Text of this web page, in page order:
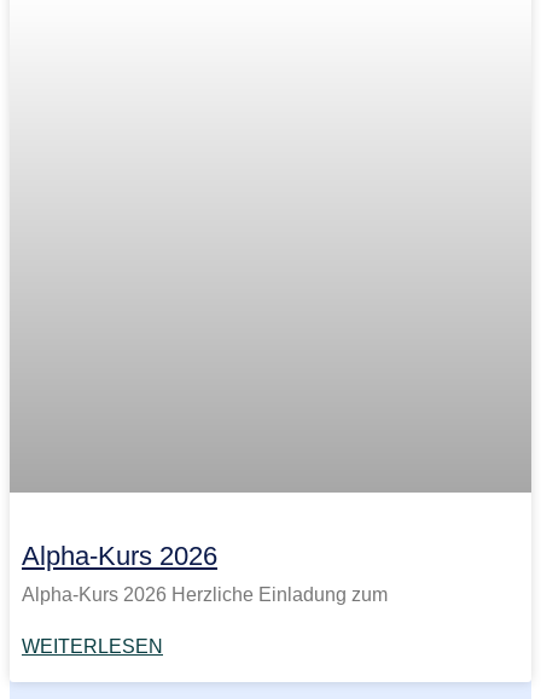
Alpha-Kurs 2026
Alpha-Kurs 2026 Herzliche Einladung zum
WEITERLESEN